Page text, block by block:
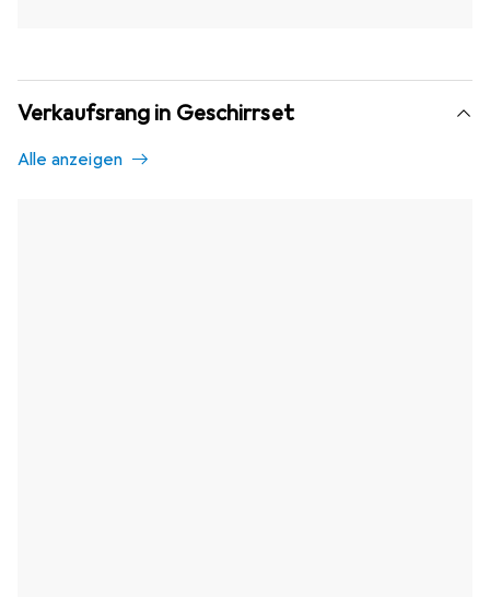
Verkaufsrang in Geschirrset
Alle anzeigen